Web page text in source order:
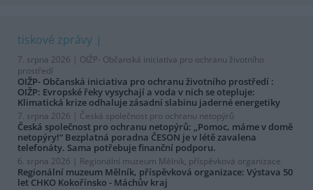
tiskové zprávy
7. srpna 2026 | OIŽP- Občanská iniciativa pro ochranu životního
prostředí
OIŽP- Občanská iniciativa pro ochranu životního prostředí :
OIŽP: Evropské řeky vysychají a voda v nich se otepluje:
Klimatická krize odhaluje zásadní slabinu jaderné energetiky
7. srpna 2026 | Česká společnost pro ochranu netopýrů
Česká společnost pro ochranu netopýrů: „Pomoc, máme v domě
netopýry!“ Bezplatná poradna ČESON je v létě zavalena
telefonáty. Sama potřebuje finanční podporu.
6. srpna 2026 | Regionální muzeum Mělník, příspěvková organizace
Regionální muzeum Mělník, příspěvková organizace: Výstava 50
let CHKO Kokořínsko - Máchův kraj